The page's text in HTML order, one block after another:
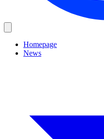
Homepage
News